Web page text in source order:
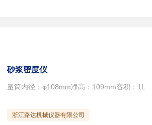
砂浆密度仪
量筒内径：φ108mm净高：109mm容积：1L
浙江路达机械仪器有限公司